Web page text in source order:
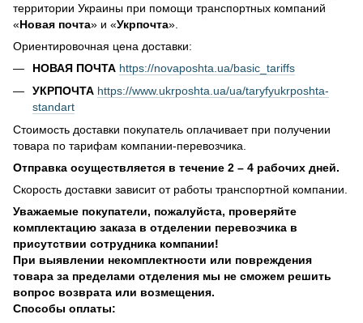
территории Украины при помощи транспортных компаний
«Новая почта» и «Укрпочта».
Ориентировочная цена доставки:
НОВАЯ ПОЧТА https://novaposhta.ua/basic_tariffs
УКРПОЧТА https://www.ukrposhta.ua/ua/taryfyukrposhta-
standart
Стоимость доставки покупатель оплачивает при получении
товара по тарифам компании-перевозчика.
Отправка осуществляется в течение 2 – 4 рабочих дней.
Скорость доставки зависит от работы транспортной компании.
Уважаемые покупатели, пожалуйста, проверяйте
комплектацию заказа в отделении перевозчика в
присутствии сотрудника компании!
При выявлении некомплектности или повреждения
товара за пределами отделения мы не сможем решить
вопрос возврата или возмещения.
Способы оплаты: